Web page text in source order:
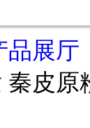
品展厅
秦皮原